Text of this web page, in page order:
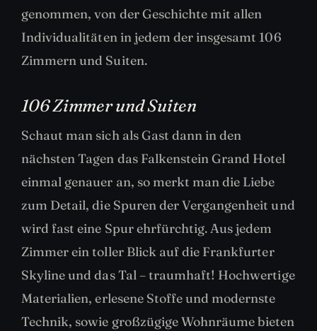
genommen, von der Geschichte mit allen
Individualitäten in jedem der insgesamt 106
Zimmern und Suiten.
106 Zimmer und Suiten
Schaut man sich als Gast dann in den
nächsten Tagen das Falkenstein Grand Hotel
einmal genauer an, so merkt man die Liebe
zum Detail, die Spuren der Vergangenheit und
wird fast eine Spur ehrfürchtig. Aus jedem
Zimmer ein toller Blick auf die Frankfurter
Skyline und das Tal – traumhaft! Hochwertige
Materialien, erlesene Stoffe und modernste
Technik, sowie großzügige Wohnräume bieten